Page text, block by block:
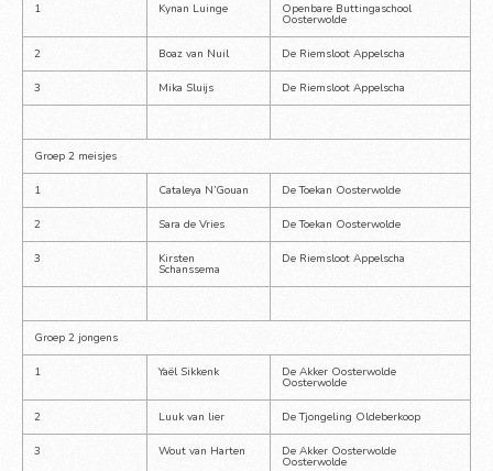
1 Kynan Luinge Openbare Buttingaschool
Oosterwolde
2 Boaz van Nuil De Riemsloot Appelscha
3 Mika Sluijs De Riemsloot Appelscha
Groep 2 meisjes
1 Cataleya N’Gouan De Toekan Oosterwolde
2 Sara de Vries De Toekan Oosterwolde
3 Kirsten
Schanssema
De Riemsloot Appelscha
Groep 2 jongens
1 Yaël Sikkenk De Akker Oosterwolde
Oosterwolde
2 Luuk van lier De Tjongeling Oldeberkoop
3 Wout van Harten De Akker Oosterwolde
Oosterwolde